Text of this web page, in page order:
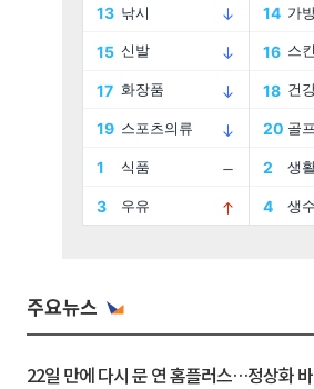
주요뉴스
22일 만에 다시 문 연 홈플러스…정상화 바